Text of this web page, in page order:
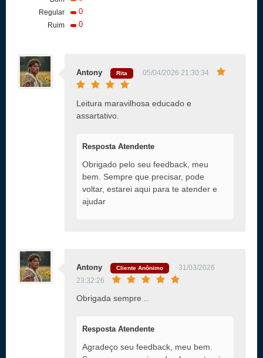
Regular 0
Ruim 0
Antony Rita 05/04/2026 21:30:34
Leitura maravilhosa educado e
assartativo.
Resposta Atendente
Obrigado pelo seu feedback, meu
bem. Sempre que precisar, pode
voltar, estarei aqui para te atender e
ajudar
Antony Cliente Anônimo
31/03/2026
23:32:26
Obrigada sempre ..
Resposta Atendente
Agradeço seu feedback, meu bem.